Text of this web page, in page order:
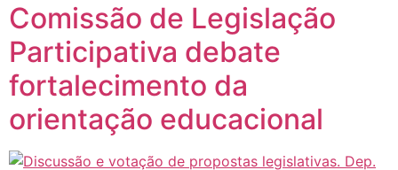
Comissão de Legislação
Participativa debate
fortalecimento da
orientação educacional